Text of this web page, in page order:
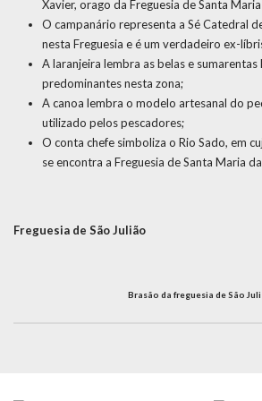
Xavier, orago da Freguesia de Santa
O campanário representa a Sé Catedral
nesta Freguesia e é um verdadeiro ex-
A laranjeira lembra as belas e sumarentas
predominantes nesta zona;
A canoa lembra o modelo artesanal do
utilizado pelos pescadores;
O conta chefe simboliza o Rio Sado, em
se encontra a Freguesia de Santa Maria
Freguesia de São Julião
Brasão da freguesia de São